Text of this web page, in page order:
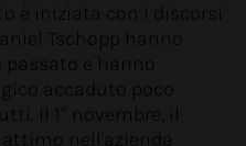
è iniziata con i discorsi
Tschopp hanno
e hanno
accaduto poco
Il 1° novembre, il
nell'azienda